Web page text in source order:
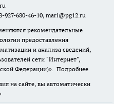
927-680-46-10, mari@pg12.ru
рекомендательные
предоставления
и анализа сведений,
сети "Интернет",
Федерации)». Подробнее
на сайте, вы автоматически